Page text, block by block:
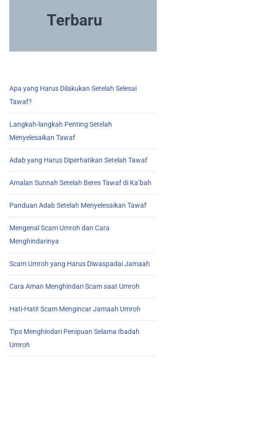
Terbaru
Apa yang Harus Dilakukan Setelah Selesai
Tawaf?
Langkah-langkah Penting Setelah
Menyelesaikan Tawaf
Adab yang Harus Diperhatikan Setelah Tawaf
Amalan Sunnah Setelah Beres Tawaf di Ka’bah
Panduan Adab Setelah Menyelesaikan Tawaf
Mengenal Scam Umroh dan Cara
Menghindarinya
Scam Umroh yang Harus Diwaspadai Jamaah
Cara Aman Menghindari Scam saat Umroh
Hati-Hati! Scam Mengincar Jamaah Umroh
Tips Menghindari Penipuan Selama Ibadah
Umroh